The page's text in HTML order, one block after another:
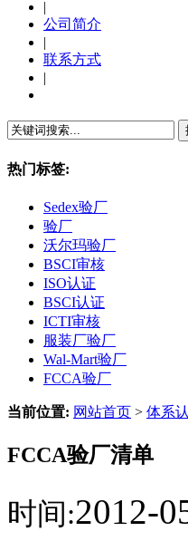
|
公司简介
|
联系方式
|
热门标签:
Sedex验厂
验厂
沃尔玛验厂
BSCI审核
ISO认证
BSCI认证
ICTI审核
服装厂验厂
Wal-Mart验厂
FCCA验厂
当前位置: 网站首页 > 体系
FCCA验厂清单
时间:2012-